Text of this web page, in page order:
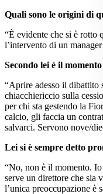
Quali sono le origini di
“È evidente che si è rotto
l’intervento di un
Secondo lei è il
“Aprire adesso il dibattito
chiacchiericcio sulla
per chi sta gestendo la
calcio, gli faccia un
salvarci. Servono nove/
Lei si è sempre detto
“No, non è il momento. Io
serve un direttore che sia
l’unica preoccupazione è